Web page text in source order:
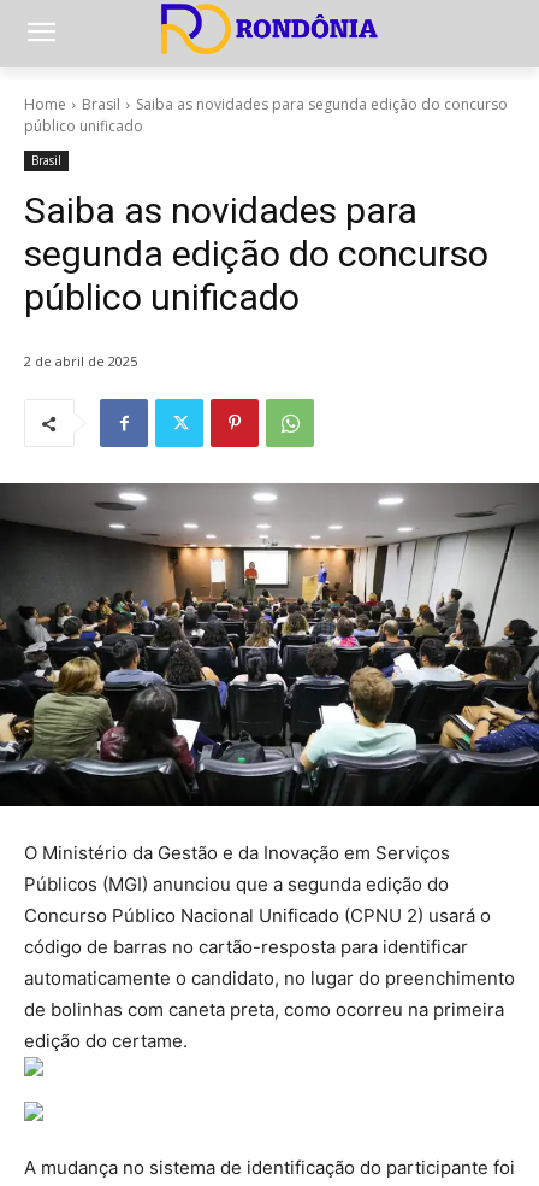
Home Brasil
Saiba as novidades para segunda edição do concurso
público unificado
Brasil
Saiba as novidades para
segunda edição do concurso
público unificado
2 de abril de 2025
O Ministério da Gestão e da Inovação em Serviços
Públicos (MGI) anunciou que a segunda edição do
Concurso Público Nacional Unificado (CPNU 2) usará o
código de barras no cartão-resposta para identificar
automaticamente o candidato, no lugar do preenchimento
de bolinhas com caneta preta, como ocorreu na primeira
edição do certame.
A mudança no sistema de identificação do participante foi